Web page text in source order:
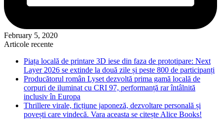
February 5, 2020
Articole recente
Piața locală de printare 3D iese din faza de prototipare: Next
Layer 2026 se extinde la două zile și peste 800 de participanți
Producătorul român Lyset dezvoltă prima gamă locală de
corpuri de iluminat cu CRI 97, performanță rar întâlnită
inclusiv în Europa
Thrillere virale, ficțiune japoneză, dezvoltare personală și
povești care vindecă. Vara aceasta se citește Alice Books!